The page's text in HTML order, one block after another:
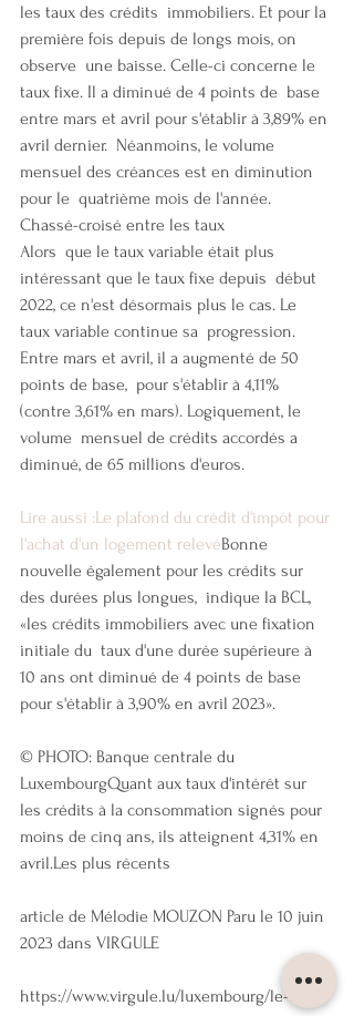
les taux des crédits  immobiliers. Et pour la
première fois depuis de longs mois, on
observe  une baisse. Celle-ci concerne le
taux fixe. Il a diminué de 4 points de  base
entre mars et avril pour s'établir à 3,89% en
avril dernier.  Néanmoins, le volume
mensuel des créances est en diminution
pour le  quatrième mois de l'année.
Chassé-croisé entre les taux
Alors  que le taux variable était plus
intéressant que le taux fixe depuis  début
2022, ce n'est désormais plus le cas. Le
taux variable continue sa  progression.
Entre mars et avril, il a augmenté de 50
points de base,  pour s'établir à 4,11%
(contre 3,61% en mars). Logiquement, le
volume  mensuel de crédits accordés a
diminué, de 65 millions d'euros.
Lire aussi :Le plafond du crédit d'impôt pour
l'achat d'un logement relevéBonne
nouvelle également pour les crédits sur
des durées plus longues,  indique la BCL,
«les crédits immobiliers avec une fixation
initiale du  taux d'une durée supérieure à
10 ans ont diminué de 4 points de base
pour s'établir à 3,90% en avril 2023».
© PHOTO: Banque centrale du
LuxembourgQuant aux taux d'intérêt sur
les crédits à la consommation signés pour
moins de cinq ans, ils atteignent 4,31% en
avril.Les plus récents
article de Mélodie MOUZON Paru le 10 juin
2023 dans VIRGULE
https://www.virgule.lu/luxembourg/le-taux-